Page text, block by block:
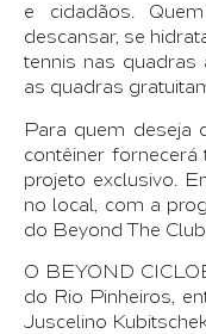
e cidadãos.
descansar, se
tennis nas
as quadras
Para quem deseja
contêiner
projeto exclusivo.
no local, com a
do Beyond The Club.
O BEYOND
do Rio Pinheiros,
Juscelino